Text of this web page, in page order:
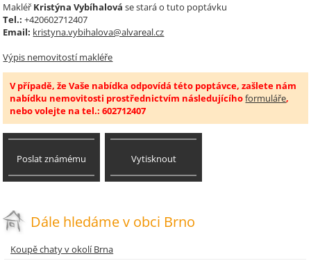
Makléř Kristýna Vybíhalová se stará o tuto poptávku
Tel.: +420602712407
Email: kristyna.vybihalova@alvareal.cz
Výpis nemovitostí makléře
V případě, že Vaše nabídka odpovídá této poptávce, zašlete nám
nabídku nemovitosti prostřednictvím následujícíhoformuláře,
nebo volejte na tel.: 602712407
Poslat známému Vytisknout
Dále hledáme v obci Brno
Koupě chaty v okolí Brna